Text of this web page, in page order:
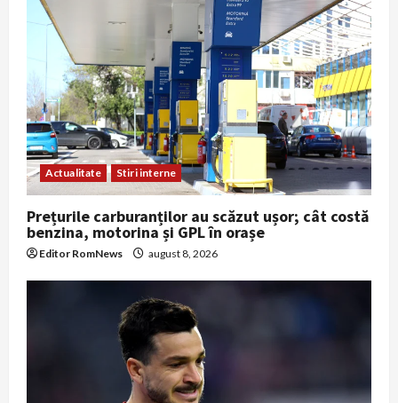
Actualitate Stiri interne
Prețurile carburanților au scăzut ușor; cât costă
benzina, motorina și GPL în orașe
Editor RomNews august 8, 2026